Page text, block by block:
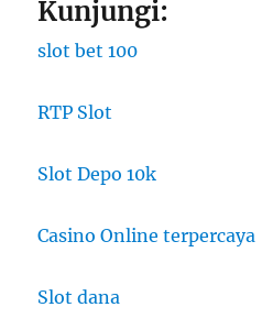
Kunjungi:
slot bet 100
RTP Slot
Slot Depo 10k
Casino Online terpercaya
Slot dana